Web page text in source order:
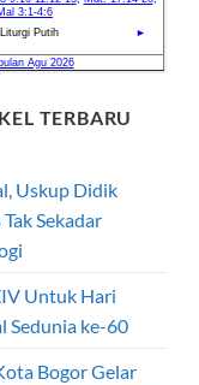
TERBARU
Uskup Didik
Sekadar
Untuk Hari
Sedunia ke-60
Bogor Gelar